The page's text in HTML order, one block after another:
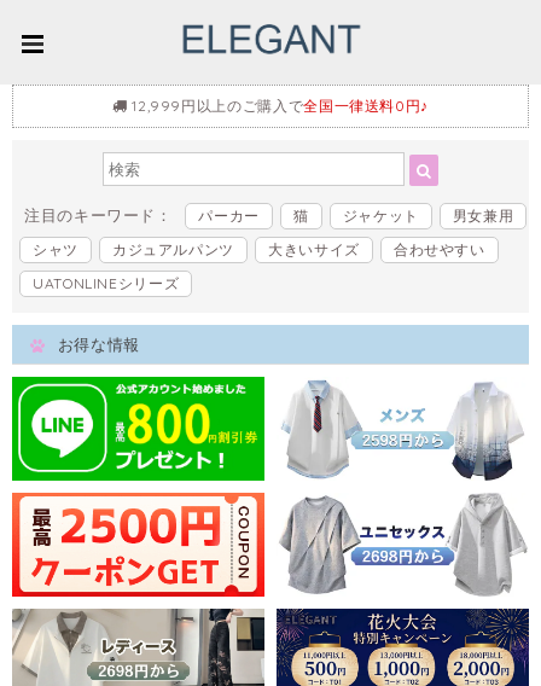
12,999円以上のご購入で全国一律送料0円♪
注目のキーワード： パーカー 猫 ジャケット
男女兼用
シャツ
カジュアルパンツ 大きいサイズ
合わせやすい
UATONLINEシリーズ
お得な情報